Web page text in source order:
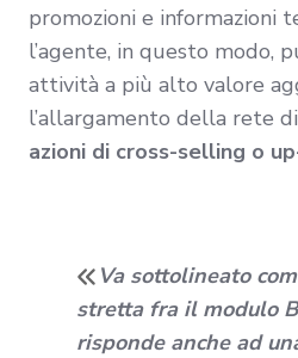
promozioni e informazioni
l’agente, in questo modo,
attività a più alto valore
l’allargamento della rete
azioni di cross-selling o
Va sottolineato
stretta fra il modulo
risponde anche ad